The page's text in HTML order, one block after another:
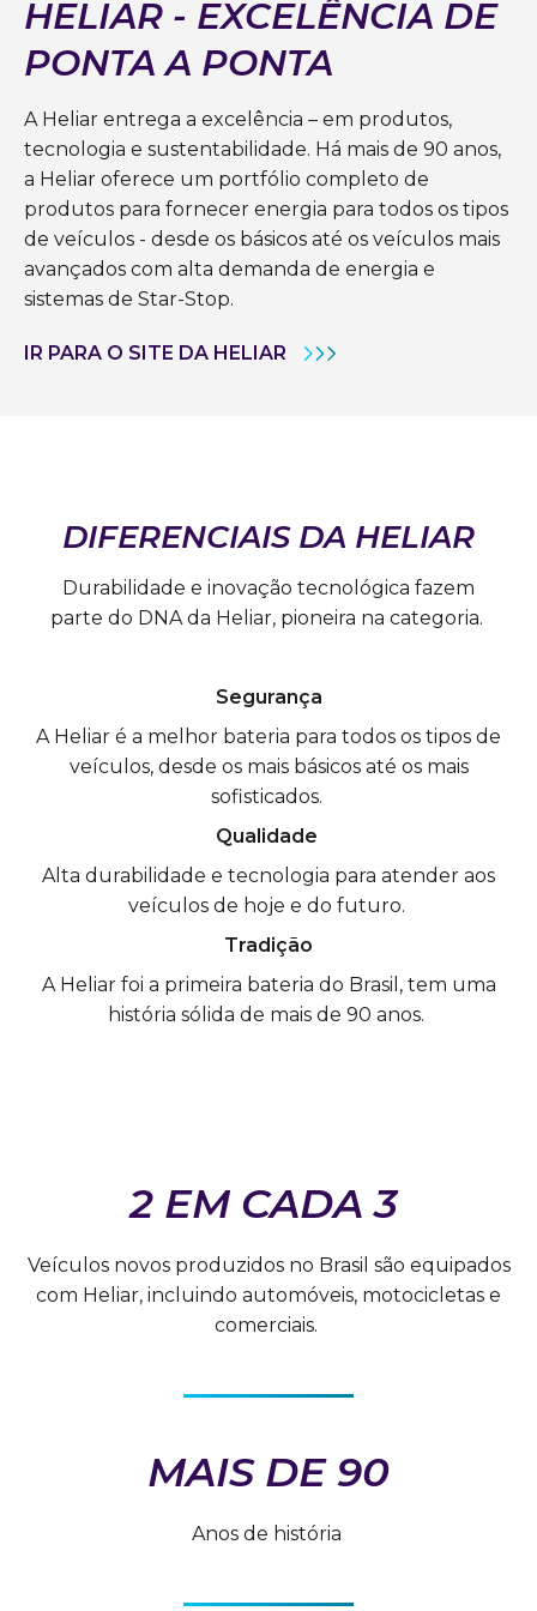
HELIAR - EXCELÊNCIA DE
PONTA A PONTA
A Heliar entrega a excelência – em produtos,
tecnologia e sustentabilidade. Há mais de 90 anos,
a Heliar oferece um portfólio completo de
produtos para fornecer energia para todos os tipos
de veículos - desde os básicos até os veículos mais
avançados com alta demanda de energia e
sistemas de Star-Stop.
IR PARA O SITE DA HELIAR
DIFERENCIAIS DA HELIAR
Durabilidade e inovação tecnológica fazem
parte do DNA da Heliar, pioneira na categoria.
Segurança
A Heliar é a melhor bateria para todos os tipos de
veículos, desde os mais básicos até os mais
sofisticados.
Qualidade
Alta durabilidade e tecnologia para atender aos
veículos de hoje e do futuro.
Tradição
A Heliar foi a primeira bateria do Brasil, tem uma
história sólida de mais de 90 anos.
2 EM CADA 3
Veículos novos produzidos no Brasil são equipados
com Heliar, incluindo automóveis, motocicletas e
comerciais. ​
MAIS DE 90
Anos de história